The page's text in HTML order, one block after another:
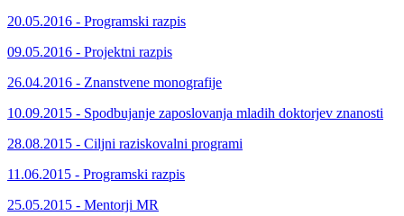
20.05.2016 - Programski razpis
09.05.2016 - Projektni razpis
26.04.2016 - Znanstvene monografije
10.09.2015 - Spodbujanje zaposlovanja mladih doktorjev znanosti
28.08.2015 - Ciljni raziskovalni programi
11.06.2015 - Programski razpis
25.05.2015 - Mentorji MR